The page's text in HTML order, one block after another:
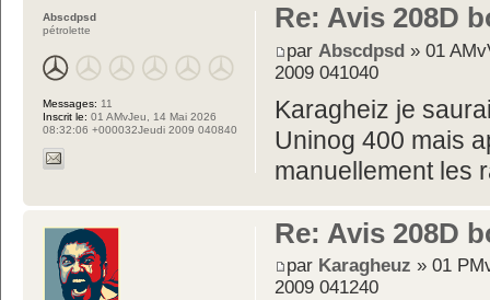
Re: Avis 208D
par Abscdpsd » 01
2009 041040
Karagheiz je
Uninog 400 mais
manuellement les
Abscdpsd
pétrolette
Messages: 11
Inscrit le: 01 AMvJeu, 14 Mai 2026
08:32:06 +000032Jeudi 2009 040840
Re: Avis 208D
par Karagheuz » 01
2009 041240